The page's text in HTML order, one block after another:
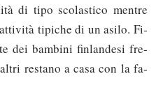
di ti­po sco­la­sti­co men­tre
ti­pi­che di un asi­lo. Fi­
dei bam­bi­ni fin­lan­de­si fre­
re­sta­no a ca­sa con la fa­